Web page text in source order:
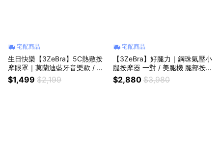
宅配商品
生日快樂【3ZeBra】5C熱敷按
摩眼罩｜莫蘭迪藍牙音樂款 / 生
日禮 朋友 家人情人閨密送禮推
薦 獅子座/父親節/母親節禮物
$1,499 $2,199
宅配商品
【3ZeBra】好腿力｜鋼珠氣壓小
腿按摩器 一對 / 美腿機 腿部按
摩 慢跑紓緩 久站腿痠按摩 生日
禮 閨蜜禮 朋友 家人 送禮推薦
$2,880 $3,980